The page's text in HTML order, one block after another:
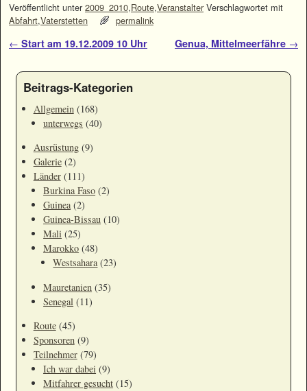
Veröffentlicht unter 2009_2010,Route,Veranstalter Verschlagwortet mit
Abfahrt,Vaterstetten permalink
Artikelnavigation
← Start am 19.12.2009 10 Uhr Genua, Mittelmeerfähre →
Beitrags-Kategorien
Allgemein(168)
unterwegs (40)
Ausrüstung(9)
Galerie(2)
Länder(111)
Burkina Faso (2)
Guinea(2)
Guinea-Bissau (10)
Mali (25)
Marokko (48)
Westsahara(23)
Mauretanien (35)
Senegal (11)
Route(45)
Sponsoren(9)
Teilnehmer(79)
Ich war dabei (9)
Mitfahrer gesucht (15)